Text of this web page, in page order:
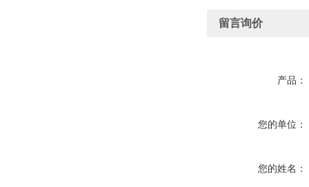
留言询价
产品：
您的单位：
您的姓名：